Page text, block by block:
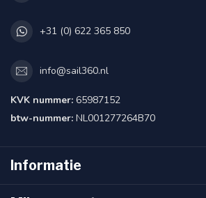
+31 (0) 622 365 850
info@sail360.nl
KVK nummer: 65987152
btw-nummer: NL001277264B70
Informatie